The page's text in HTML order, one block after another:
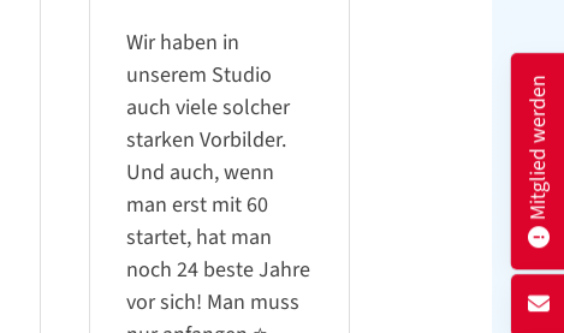
Wir haben in
unserem Studio
auch viele solcher
starken Vorbilder.
Und auch, wenn
man erst mit 60
startet, hat man
noch 24 beste Jahre
vor sich! Man muss
Mitglied werden